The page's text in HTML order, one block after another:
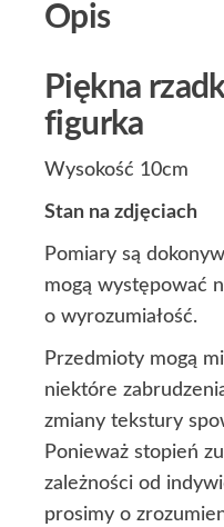
Opis
Piękna
figurka
Wysokość 10cm
Stan na zdjęciach
Pomiary są
mogą występować
o wyrozumiałość.
Przedmioty mogą
niektóre
zmiany tekstury
Ponieważ stopień
zależności od
prosimy o